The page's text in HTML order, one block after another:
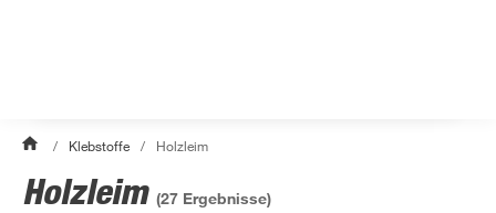
/ Klebstoffe / Holzleim
Holzleim (27 Ergebnisse)